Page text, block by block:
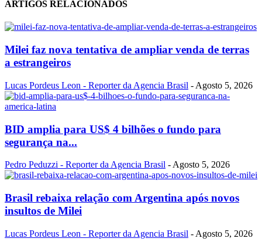
ARTIGOS RELACIONADOS
Milei faz nova tentativa de ampliar venda de terras
a estrangeiros
Lucas Pordeus Leon - Reporter da Agencia Brasil - Agosto 5, 2026
BID amplia para US$ 4 bilhões o fundo para
segurança na...
Pedro Peduzzi - Reporter da Agencia Brasil - Agosto 5, 2026
Brasil rebaixa relação com Argentina após novos
insultos de Milei
Lucas Pordeus Leon - Reporter da Agencia Brasil - Agosto 5, 2026